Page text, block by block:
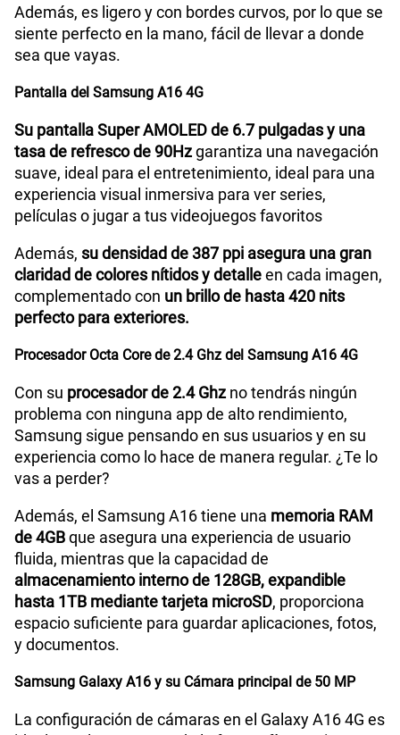
Capacidad Memoria Interna
GPS Si
Reconocimiento Facial
Lector de Huella Si
Dimensión 164.4 x 77.9 x 7.9
Carga rápida
VoLTE
VoWiFi
Además, es ligero y con bordes curvos, por lo que se
siente perfecto en la mano, fácil de llevar a donde
sea que vayas.
Pantalla del Samsung A16 4G
Su pantalla Super AMOLED de 6.7 pulgadas y una
tasa de refresco de 90Hzgarantiza una navegación
suave, ideal para el entretenimiento, ideal para una
experiencia visual inmersiva para ver series,
películas o jugar a tus videojuegos favoritos
Además, su densidad de 387 ppi asegura una gran
claridad de colores nítidos y detalleen cada imagen,
complementado con un brillo de hasta 420 nits
perfecto para exteriores.
Procesador Octa Core de 2.4 Ghz del Samsung A16 4G
Con su procesador de 2.4 Ghz no tendrás ningún
problema con ninguna app de alto rendimiento,
Samsung sigue pensando en sus usuarios y en su
experiencia como lo hace de manera regular. ¿Te lo
vas a perder?
Además, el Samsung A16 tiene una memoria RAM
de 4GBque asegura una experiencia de usuario
fluida, mientras que la capacidad de
almacenamiento interno de 128GB, expandible
hasta 1TB mediante tarjeta microSD, proporciona
espacio suficiente para guardar aplicaciones, fotos,
y documentos.
Samsung Galaxy A16 y su Cámara principal de 50 MP
La configuración de cámaras en el Galaxy A16 4G es